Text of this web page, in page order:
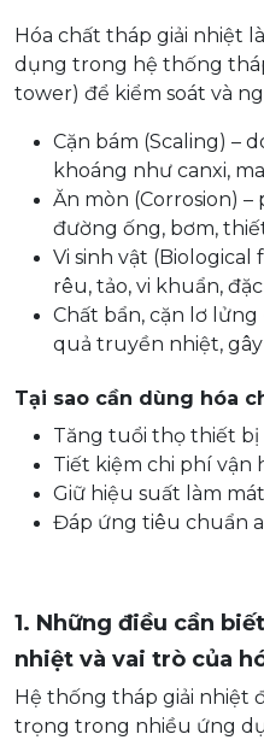
Hóa chất tháp giải nhiệt
dụng trong hệ thống
tower) để kiểm soát và
Cặn bám (Scaling) –
khoáng như canxi,
Ăn mòn (Corrosion)
đường ống, bơm,
Vi sinh vật
rêu, tảo, vi khuẩn,
Chất bẩn, cặn lơ
quả truyền nhiệt,
Tại sao cần dùng hóa
Tăng tuổi thọ thiết bị
Tiết kiệm chi phí vận
Giữ hiệu suất làm
Đáp ứng tiêu chuẩn
1. Những điều cần
nhiệt và vai trò của
Hệ thống tháp giải nhiệt
trọng trong nhiều ứng